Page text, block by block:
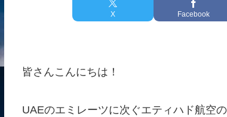
X Facebook
皆さんこんにちは！
UAEのエミレーツに次ぐエティハド航空